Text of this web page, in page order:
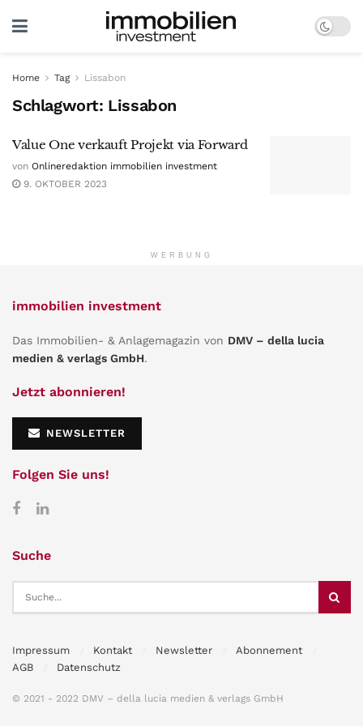
Home Tag Lissabon
Schlagwort: Lissabon
Value One verkauft Projekt via Forward
von Onlineredaktion immobilien investment
9. OKTOBER 2023
WERBUNG
immobilien investment
Das Immobilien- & Anlagemagazin von DMV – della lucia
medien & verlags GmbH.
Jetzt abonnieren!
NEWSLETTER
Folgen Sie uns!
Suche
Impressum Kontakt Newsletter
Abonnement
AGB
Datenschutz
© 2021 - 2022 DMV – della lucia medien & verlags GmbH